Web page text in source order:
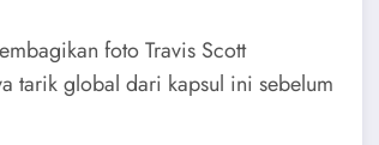
foto Travis Scott
tarik global dari kapsul ini sebelum